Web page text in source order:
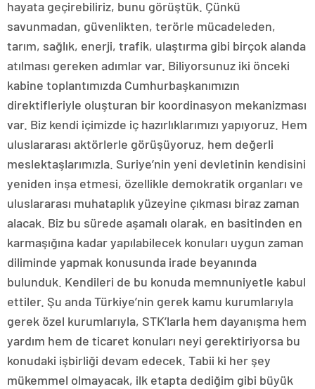
hayata geçirebiliriz, bunu görüştük. Çünkü
savunmadan, güvenlikten, terörle mücadeleden,
tarım, sağlık, enerji, trafik, ulaştırma gibi birçok alanda
atılması gereken adımlar var. Biliyorsunuz iki önceki
kabine toplantımızda Cumhurbaşkanımızın
direktifleriyle oluşturan bir koordinasyon mekanizması
var. Biz kendi içimizde iç hazırlıklarımızı yapıyoruz. Hem
uluslararası aktörlerle görüşüyoruz, hem değerli
meslektaşlarımızla. Suriye’nin yeni devletinin kendisini
yeniden inşa etmesi, özellikle demokratik organları ve
uluslararası muhataplık yüzeyine çıkması biraz zaman
alacak. Biz bu sürede aşamalı olarak, en basitinden en
karmaşığına kadar yapılabilecek konuları uygun zaman
diliminde yapmak konusunda irade beyanında
bulunduk. Kendileri de bu konuda memnuniyetle kabul
ettiler. Şu anda Türkiye’nin gerek kamu kurumlarıyla
gerek özel kurumlarıyla, STK’larla hem dayanışma hem
yardım hem de ticaret konuları neyi gerektiriyorsa bu
konudaki işbirliği devam edecek. Tabii ki her şey
mükemmel olmayacak, ilk etapta dediğim gibi büyük